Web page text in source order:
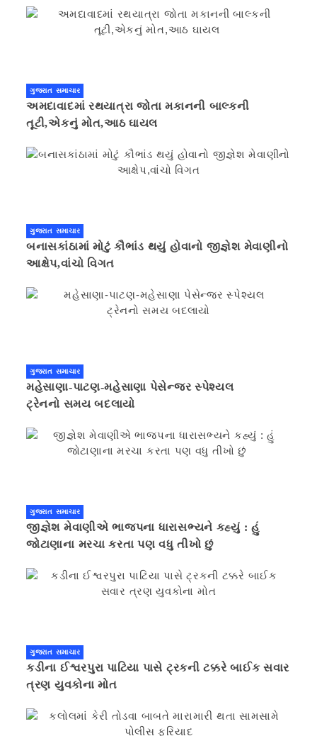
ગુજરાત સમાચાર
અમદાવાદમાં રથયાત્રા જોતા મકાનની બાલ્કની
તૂટી,એકનું મોત,આઠ ઘાયલ
ગુજરાત સમાચાર
બનાસકાંઠામાં મોટું કૌભાંડ થયું હોવાનો જીજ્ઞેશ મેવાણીનો
આક્ષેપ,વાંચો વિગત
ગુજરાત સમાચાર
મહેસાણા-પાટણ-મહેસાણા પેસેન્જર સ્પેશ્યલ
ટ્રેનનો સમય બદલાયો
ગુજરાત સમાચાર
જીજ્ઞેશ મેવાણીએ ભાજપના ધારાસભ્યને કહ્યું : હું
જોટાણાના મરચા કરતા પણ વધુ તીખો છું
ગુજરાત સમાચાર
કડીના ઈશ્વરપુરા પાટિયા પાસે ટ્રકની ટક્કરે બાઈક સવાર
ત્રણ યુવકોના મોત